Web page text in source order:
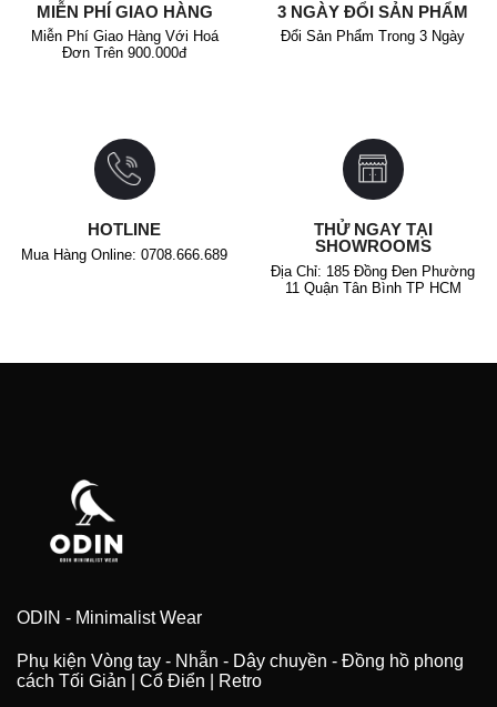
MIỄN PHÍ GIAO HÀNG
Miễn Phí Giao Hàng Với Hoá
Đơn Trên 900.000đ
3 NGÀY ĐỔI SẢN PHẨM
Đổi Sản Phẩm Trong 3 Ngày
HOTLINE
Mua Hàng Online: 0708.666.689
THỬ NGAY TẠI
SHOWROOMS
Địa Chỉ: 185 Đồng Đen Phường
11 Quận Tân Bình TP HCM
ODIN - Minimalist Wear
Phụ kiện Vòng tay - Nhẫn - Dây chuyền - Đồng hồ phong
cách Tối Giản | Cổ Điển | Retro